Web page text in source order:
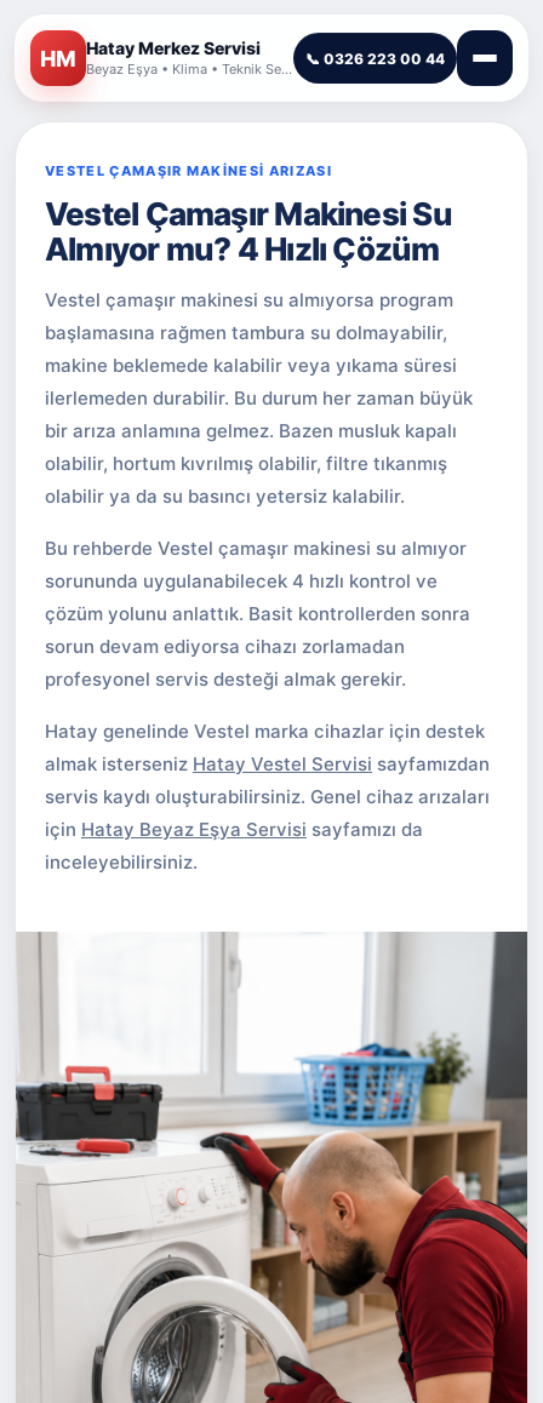
HM Hatay Merkez Servisi
Beyaz Eşya • Klima • Teknik Servis
📞 0326 223 00 44
VESTEL ÇAMAŞIR MAKİNESİ ARIZASI
Vestel Çamaşır Makinesi Su
Almıyor mu? 4 Hızlı Çözüm
Vestel çamaşır makinesi su almıyorsa program
başlamasına rağmen tambura su dolmayabilir,
makine beklemede kalabilir veya yıkama süresi
ilerlemeden durabilir. Bu durum her zaman büyük
bir arıza anlamına gelmez. Bazen musluk kapalı
olabilir, hortum kıvrılmış olabilir, filtre tıkanmış
olabilir ya da su basıncı yetersiz kalabilir.
Bu rehberde Vestel çamaşır makinesi su almıyor
sorununda uygulanabilecek 4 hızlı kontrol ve
çözüm yolunu anlattık. Basit kontrollerden sonra
sorun devam ediyorsa cihazı zorlamadan
profesyonel servis desteği almak gerekir.
Hatay genelinde Vestel marka cihazlar için destek
almak isterseniz Hatay Vestel Servisi sayfamızdan
servis kaydı oluşturabilirsiniz. Genel cihaz arızaları
için Hatay Beyaz Eşya Servisi sayfamızı da
inceleyebilirsiniz.